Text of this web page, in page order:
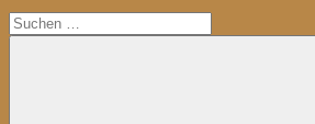
Suchen
nach: